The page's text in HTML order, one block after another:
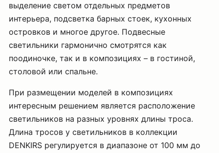
выделение светом отдельных предметов
интерьера, подсветка барных стоек, кухонных
островков и многое другое. Подвесные
светильники гармонично смотрятся как
поодиночке, так и в композициях – в гостиной,
столовой или спальне.
При размещении моделей в композициях
интересным решением является расположение
светильников на разных уровнях длины троса.
Длина тросов у светильников в коллекции
DENKIRS регулируется в диапазоне от 100 мм до